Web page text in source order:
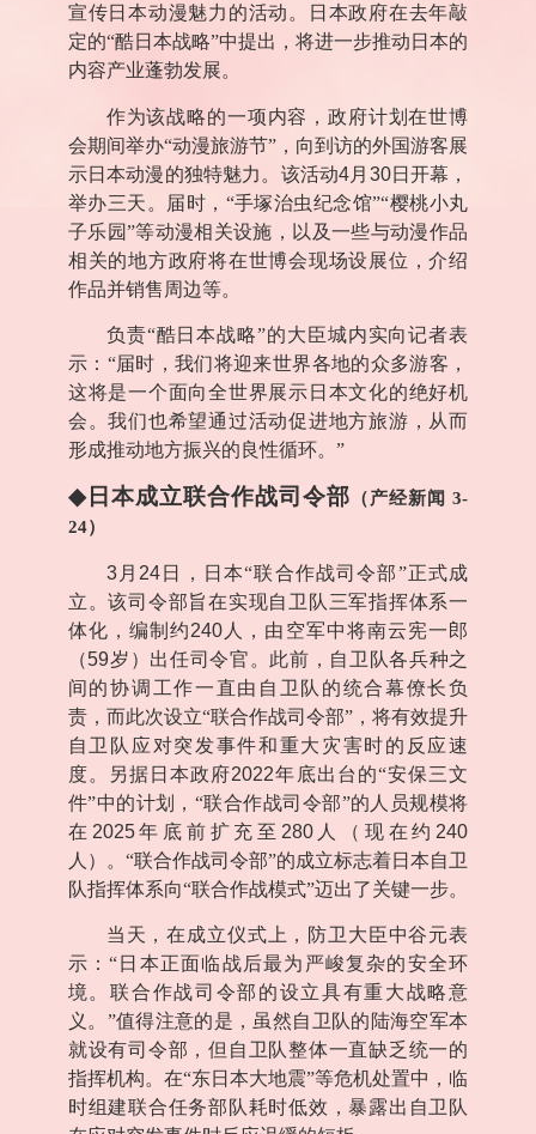
宣传日本动漫魅力的活动。日本政府在去年敲
定的“酷日本战略”中提出，将进一步推动日本的
内容产业蓬勃发展。
作为该战略的一项内容，政府计划在世博
会期间举办“动漫旅游节”，向到访的外国游客展
示日本动漫的独特魅力。该活动4月 30日开幕，
举办三天。届时，“手塚治虫纪念馆”“樱桃小丸
子乐园”等动漫相关设施，以及一些与动漫作品
相关的地方政府将在世博会现场设展位，介绍
作品并销售周边等。
负责“酷日本战略”的大臣城内实向记者表
示：“届时，我们将迎来世界各地的众多游客，
这将是一个面向全世界展示日本文化的绝好机
会。我们也希望通过活动促进地方旅游，从而
形成推动地方振兴的良性循环。”
◆日本成立联合作战司令部 （产经新闻 3-
24）
3月 24 日，日本“联合作战司令部”正式成
立。该司令部旨在实现自卫队三军指挥体系一
体化，编制约240 人，由空军中将南云宪一郎
（59岁）出任司令官。此前，自卫队各兵种之
间的协调工作一直由自卫队的统合幕僚长负
责，而此次设立“联合作战司令部”，将有效提升
自卫队应对突发事件和重大灾害时的反应速
度。另据日本政府2022年底出台的“安保三文
件”中的计划，“联合作战司令部”的人员规模将
在 2025年底前扩充至 280人（现在约 240
人）。“联合作战司令部”的成立标志着日本自卫
队指挥体系向“联合作战模式”迈出了关键一步。
当天，在成立仪式上，防卫大臣中谷元表
示：“日本正面临战后最为严峻复杂的安全环
境。联合作战司令部的设立具有重大战略意
义。”值得注意的是，虽然自卫队的陆海空军本
就设有司令部，但自卫队整体一直缺乏统一的
指挥机构。在“东日本大地震”等危机处置中，临
时组建联合任务部队耗时低效，暴露出自卫队